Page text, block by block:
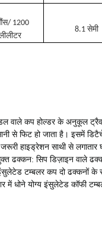
1200
8.1 सेमी
वाले कप होल्डर के अनुकूल
से फिट हो जाता है। इसमें
हाइड्रेशन साथी से
ढक्कन: सिप डिज़ाइन वाले
टम्बलर कप दो ढक्कनों
में धोने योग्य इंसुलेटेड कॉफी